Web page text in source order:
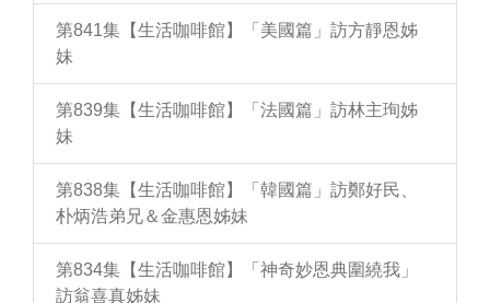
第841集【生活咖啡館】「美國篇」訪方靜恩姊
妹
第839集【生活咖啡館】「法國篇」訪林主珣姊
妹
第838集【生活咖啡館】「韓國篇」訪鄭好民、
朴炳浩弟兄＆金惠恩姊妹
第834集【生活咖啡館】「神奇妙恩典圍繞我」
訪翁喜真姊妹